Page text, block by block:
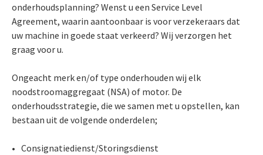
onderhoudsplanning? Wenst u een Service Level
Agreement, waarin aantoonbaar is voor verzekeraars dat
uw machine in goede staat verkeerd? Wij verzorgen het
graag voor u.
Ongeacht merk en/of type onderhouden wij elk
noodstroomaggregaat (NSA) of motor. De
onderhoudsstrategie, die we samen met u opstellen, kan
bestaan uit de volgende onderdelen;
Consignatiedienst/Storingsdienst